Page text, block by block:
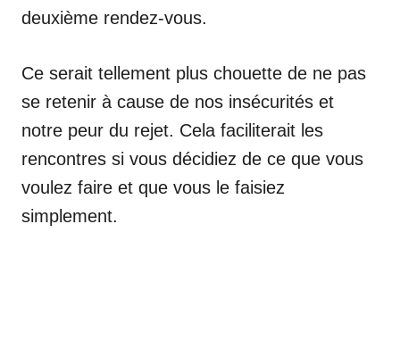
deuxième rendez-vous.
Ce serait tellement plus chouette de ne pas
se retenir à cause de nos insécurités et
notre peur du rejet. Cela faciliterait les
rencontres si vous décidiez de ce que vous
voulez faire et que vous le faisiez
simplement.